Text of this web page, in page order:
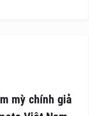
mỳ chính giả